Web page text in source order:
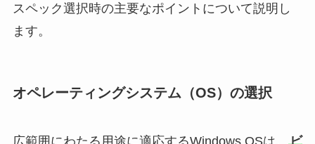
スペック選択時の主要なポイントについて説明し
ます。
オペレーティングシステム（OS）の選択